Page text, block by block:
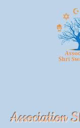
Association